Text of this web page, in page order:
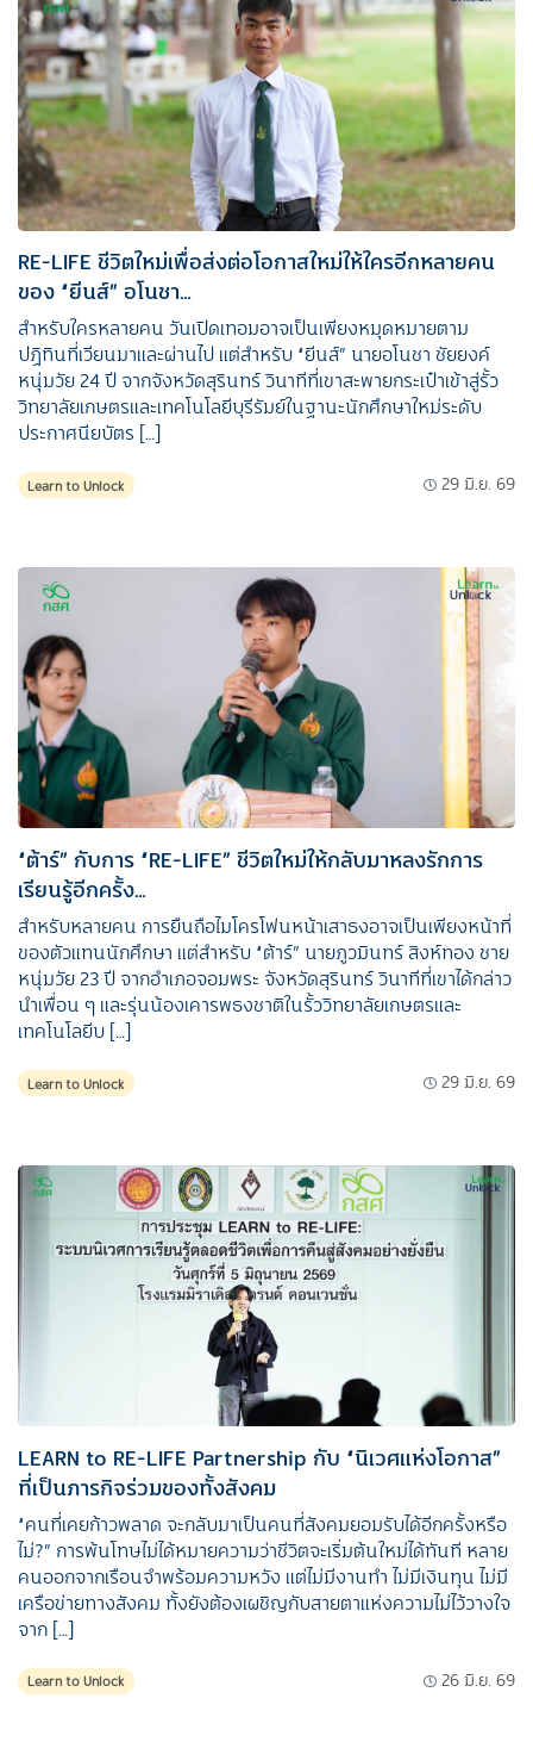
RE-LIFE ชีวิตใหม่เพื่อส่งต่อโอกาสใหม่ให้ใครอีกหลายคน
ของ “ยีนส์” อโนชา…
สำหรับใครหลายคน วันเปิดเทอมอาจเป็นเพียงหมุดหมายตาม
ปฏิทินที่เวียนมาและผ่านไป แต่สำหรับ “ยีนส์” นายอโนชา ชัยยงค์
หนุ่มวัย 24 ปี จากจังหวัดสุรินทร์ วินาทีที่เขาสะพายกระเป๋าเข้าสู่รั้ว
วิทยาลัยเกษตรและเทคโนโลยีบุรีรัมย์ในฐานะนักศึกษาใหม่ระดับ
ประกาศนียบัตร […]
Learn to Unlock 29 มิ.ย. 69
“ต้าร์” กับการ “RE-LIFE” ชีวิตใหม่ให้กลับมาหลงรักการ
เรียนรู้อีกครั้ง…
สำหรับหลายคน การยืนถือไมโครโฟนหน้าเสาธงอาจเป็นเพียงหน้าที่
ของตัวแทนนักศึกษา แต่สำหรับ “ต้าร์” นายภูวมินทร์ สิงห์ทอง ชาย
หนุ่มวัย 23 ปี จากอำเภอจอมพระ จังหวัดสุรินทร์ วินาทีที่เขาได้กล่าว
นำเพื่อน ๆ และรุ่นน้องเคารพธงชาติในรั้ววิทยาลัยเกษตรและ
เทคโนโลยีบ […]
Learn to Unlock 29 มิ.ย. 69
LEARN to RE-LIFE Partnership กับ “นิเวศแห่งโอกาส”
ที่เป็นภารกิจร่วมของทั้งสังคม
“คนที่เคยก้าวพลาด จะกลับมาเป็นคนที่สังคมยอมรับได้อีกครั้งหรือ
ไม่?” การพ้นโทษไม่ได้หมายความว่าชีวิตจะเริ่มต้นใหม่ได้ทันที หลาย
คนออกจากเรือนจำพร้อมความหวัง แต่ไม่มีงานทำ ไม่มีเงินทุน ไม่มี
เครือข่ายทางสังคม ทั้งยังต้องเผชิญกับสายตาแห่งความไม่ไว้วางใจ
จาก […]
Learn to Unlock 26 มิ.ย. 69